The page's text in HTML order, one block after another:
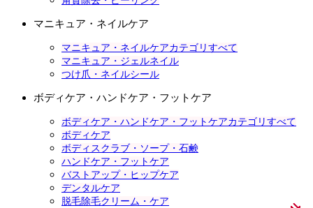
マニキュア・ネイルケア
マニキュア・ネイルケアカテゴリすべて
マニキュア・ジェルネイル
つけ爪・ネイルシール
ボディケア・ハンドケア・フットケア
ボディケア・ハンドケア・フットケアカテゴリすべて
ボディケア
ボディスクラブ・ソープ・石鹸
ハンドケア・フットケア
バストアップ・ヒップケア
デンタルケア
脱毛除毛クリーム・ケア